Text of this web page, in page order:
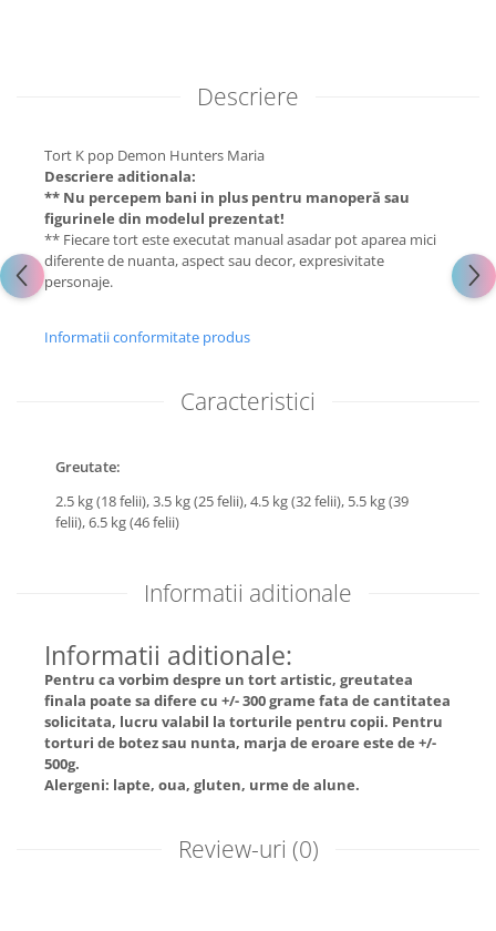
Descriere
Tort K pop Demon Hunters Maria
Descriere aditionala:
** Nu percepem bani in plus pentru manoperă sau
figurinele din modelul prezentat!
** Fiecare tort este executat manual asadar pot aparea mici
diferente de nuanta, aspect sau decor, expresivitate
personaje.
Informatii conformitate produs
Caracteristici
Greutate:
2.5 kg (18 felii),3.5 kg (25 felii),4.5 kg (32 felii), 5.5 kg (39
felii),6.5 kg (46 felii)
Informatii aditionale
Informatii aditionale:
Pentru ca vorbim despre un tort artistic, greutatea
finala poate sa difere cu +/- 300 grame fata de cantitatea
solicitata, lucru valabil la torturile pentru copii. Pentru
torturi de botez sau nunta, marja de eroare este de +/-
500g.
Alergeni: lapte, oua, gluten, urme de alune.
Review-uri (0)